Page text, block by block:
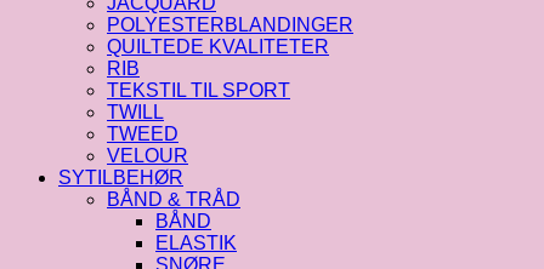
POLYESTERBLANDINGER
QUILTEDE KVALITETER
RIB
TEKSTIL TIL SPORT
TWILL
TWEED
VELOUR
SYTILBEHØR
BÅND & TRÅD
BÅND
ELASTIK
SNØRE